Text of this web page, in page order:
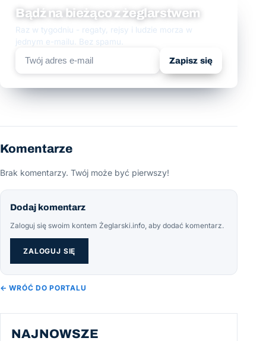
Bądź na bieżąco z żeglarstwem
Raz w tygodniu - regaty, rejsy i ludzie morza w
jednym e-mailu. Bez spamu.
Zapisz się
Komentarze
Brak komentarzy. Twój może być pierwszy!
Dodaj komentarz
Zaloguj się swoim kontem Żeglarski.info, aby dodać komentarz.
ZALOGUJ SIĘ
← WRÓĆ DO PORTALU
NAJNOWSZE